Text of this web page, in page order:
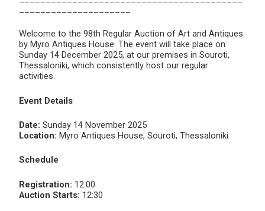
Welcome to the 98th Regular Auction of Art and Antiques
by Myro Antiques House. The event will take place on
Sunday 14 December 2025, at our premises in Souroti,
Thessaloniki, which consistently host our regular
activities.
Event Details
Date: Sunday 14 November 2025
Location: Myro Antiques House, Souroti, Thessaloniki
Schedule
Registration: 12:00
Auction Starts: 12:30